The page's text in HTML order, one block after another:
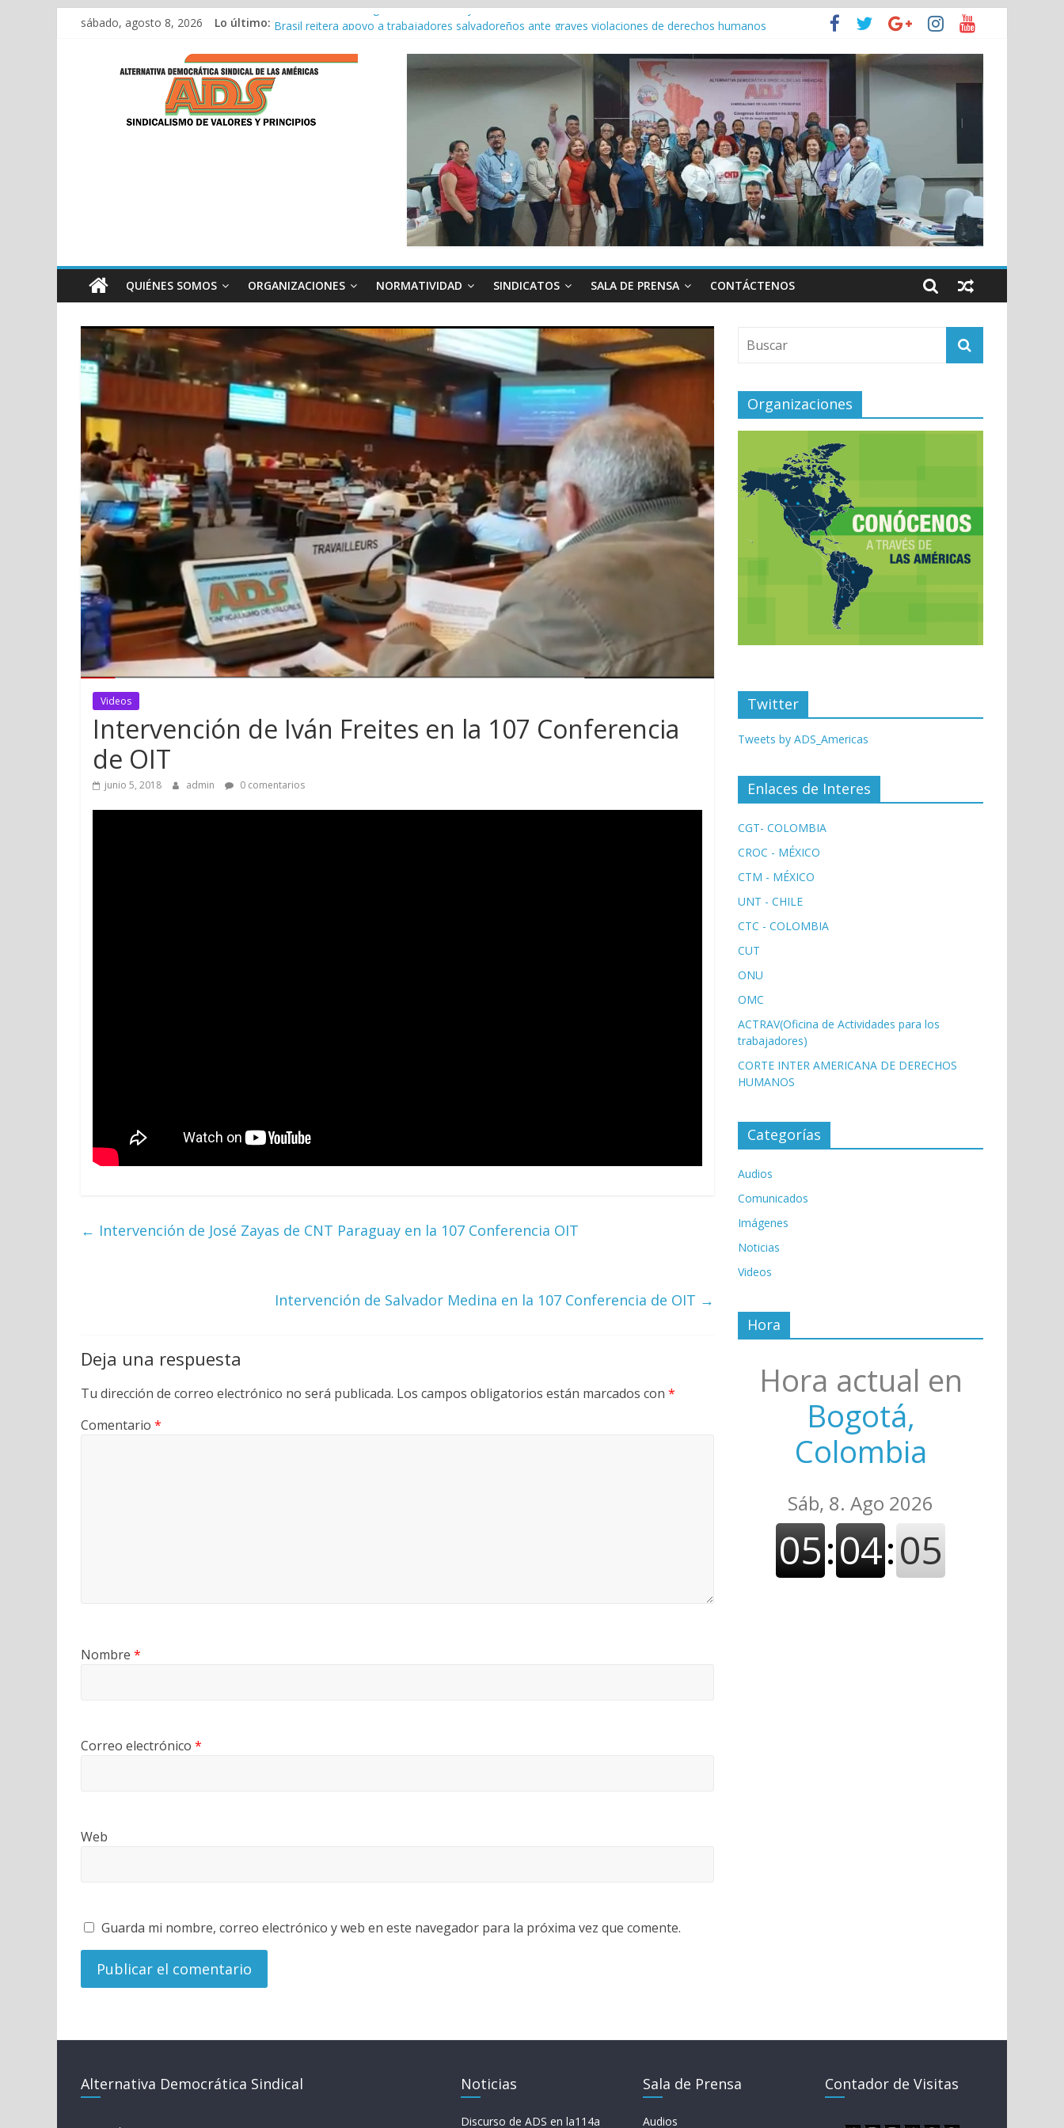
Saltarsábado, agosto 8, 2026 Lo último: ADS consolida su agenda continental y fortalece la unidad sindical en reunión en Panamá
Discurso ADS 113 Conferencia Internacional del Trabajo
Encuentro Bilateral con Força Sindical en la 113ª Conferencia Internacional del Trabajo
Discurso de ADS en la114a Conferencia Internacional del Trabajo
ADS
QUIÉNES SOMOS ORGANIZACIONES NORMATIVIDAD SINDICATOS SALA DE PRENSA CONTÁCTENOS
Videos
Intervención de Iván Freites en la 107 Conferencia
de OIT
junio 5, 2018 admin 0 comentarios
← Intervención de José Zayas de CNT Paraguay en la 107 Conferencia OIT
Intervención de Salvador Medina en la 107 Conferencia de OIT →
Deja una respuesta
Tu dirección de correo electrónico no será publicada. Los campos obligatorios están marcados con *
Comentario *
Nombre *
Correo electrónico *
Web
Guarda mi nombre, correo electrónico y web en este navegador para la próxima vez que comente.
Organizaciones
Twitter
Tweets by ADS_Americas
Enlaces de Interes
CGT- COLOMBIA
CROC - MÉXICO
CTM - MÉXICO
UNT - CHILE
CTC - COLOMBIA
CUT
ONU
OMC
ACTRAV(Oficina de Actividades para los
trabajadores)
CORTE INTER AMERICANA DE DERECHOS
HUMANOS
Categorías
Audios
Comunicados
Imágenes
Noticias
Videos
Hora
Hora actual en
Bogotá,
Colombia
Alternativa Democrática Sindical Noticias
Discurso de ADS en la114a
Sala de Prensa
Audios
Contador de Visitas